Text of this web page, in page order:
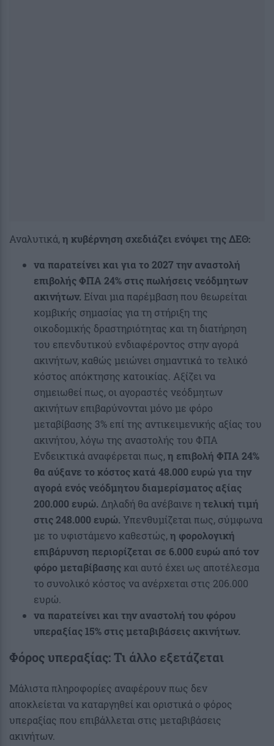
Αναλυτικά,η κυβέρνηση σχεδιάζει ενόψει της ΔΕΘ:
να παρατείνει και για το 2027 την αναστολή
επιβολής ΦΠΑ 24% στις πωλήσεις νεόδμητων
ακινήτων. Είναι μια παρέμβαση που θεωρείται
κομβικής σημασίας για τη στήριξη της
οικοδομικής δραστηριότητας και τη διατήρηση
του επενδυτικού ενδιαφέροντος στην αγορά
ακινήτων, καθώς μειώνει σημαντικά το τελικό
κόστος απόκτησης κατοικίας. Αξίζει να
σημειωθεί πως, οι αγοραστές νεόδμητων
ακινήτων επιβαρύνονται μόνο με φόρο
μεταβίβασης 3% επί της αντικειμενικής αξίας του
ακινήτου, λόγω της αναστολής του ΦΠΑ
Ενδεικτικά αναφέρεται πως,η επιβολή ΦΠΑ 24%
θα αύξανε το κόστος κατά 48.000 ευρώγια την
αγορά ενός νεόδμητου διαμερίσματος αξίας
200.000 ευρώ. Δηλαδή θα ανέβαινε η τελική τιμή
στις 248.000 ευρώ. Υπενθυμίζεται πως, σύμφωνα
με το υφιστάμενο καθεστώς,η φορολογική
επιβάρυνση περιορίζεται σε 6.000 ευρώ από τον
φόρο μεταβίβασηςκαι αυτό έχει ως αποτέλεσμα
το συνολικό κόστος να ανέρχεται στις 206.000
ευρώ.
να παρατείνει και την αναστολή του φόρου
υπεραξίας 15% στις μεταβιβάσεις ακινήτων.
Φόρος υπεραξίας: Τι άλλο εξετάζεται
Μάλιστα πληροφορίες αναφέρουν πως δεν
αποκλείεται να καταργηθεί και οριστικά ο φόρος
υπεραξίας που επιβάλλεται στις μεταβιβάσεις
ακινήτων.